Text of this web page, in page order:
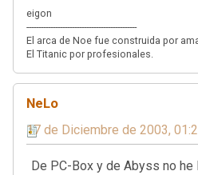
eigon
----------------------------------------------
El arca de Noe fue construida por
El Titanic por profesionales.
NeLo
17 de Diciembre de 2003,
De PC-Box y de Abyss no